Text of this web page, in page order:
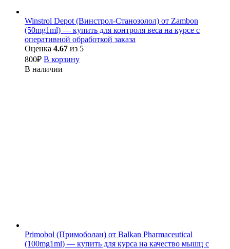
Winstrol Depot (Винстрол-Станозолол) от Zambon
(50mg1ml) — купить для контроля веса на курсе с
оперативной обработкой заказа
Оценка 4.67 из 5
800₽ В корзину
В наличии
Primobol (Примоболан) от Balkan Pharmaceutical
(100mg1ml) — купить для курса на качество мышц с